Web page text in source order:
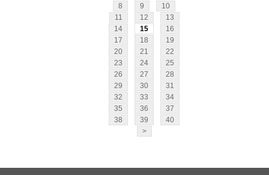
8
9
10
11
12
13
14
15
16
17
18
19
20
21
22
23
24
25
26
27
28
29
30
31
32
33
34
35
36
37
38
39
40
>